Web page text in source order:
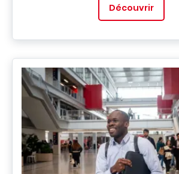
Découvrir